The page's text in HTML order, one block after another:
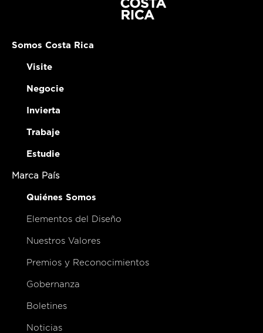
Somos Costa Rica
Visite
Negocie
Invierta
Trabaje
Estudie
Marca País
Quiénes Somos
Elementos del Diseño
Nuestros Valores
Premios y Reconocimientos
Gobernanza
Boletines
Noticias